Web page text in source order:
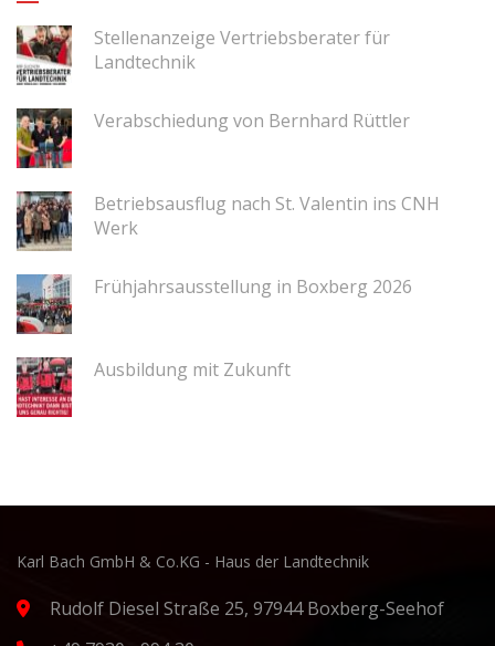
Stellenanzeige Vertriebsberater für
Landtechnik
Verabschiedung von Bernhard Rüttler
Betriebsausflug nach St. Valentin ins CNH
Werk
Frühjahrsausstellung in Boxberg 2026
Ausbildung mit Zukunft
Karl Bach GmbH & Co.KG - Haus der Landtechnik
Rudolf Diesel Straße 25, 97944 Boxberg-Seehof